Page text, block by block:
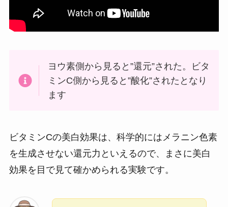
ヨウ素側から見ると”還元”された。ビタ
ミンC側から見ると”酸化”されたとなり
ます
ビタミンCの美白効果は、科学的にはメラニン色素
を生成させない還元力といえるので、まさに美白
効果を目で見て確かめられる実験です。